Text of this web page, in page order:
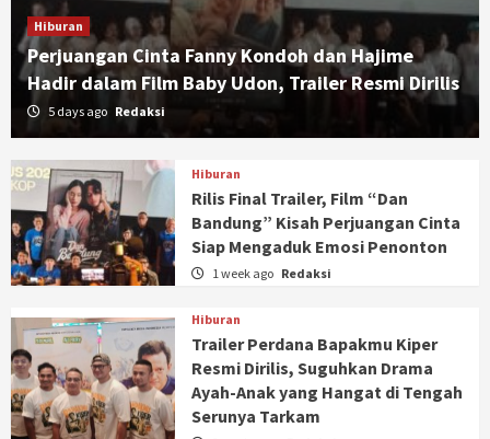
Hiburan
Perjuangan Cinta Fanny Kondoh dan Hajime
Hadir dalam Film Baby Udon, Trailer Resmi Dirilis
5 days ago Redaksi
Hiburan
Rilis Final Trailer, Film “Dan
Bandung” Kisah Perjuangan Cinta
Siap Mengaduk Emosi Penonton
1 week ago Redaksi
Hiburan
Trailer Perdana Bapakmu Kiper
Resmi Dirilis, Suguhkan Drama
Ayah-Anak yang Hangat di Tengah
Serunya Tarkam